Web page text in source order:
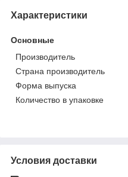
Характеристики
Основные
Производитель
Страна производитель
Форма выпуска
Количество в упаковке
Условия доставки